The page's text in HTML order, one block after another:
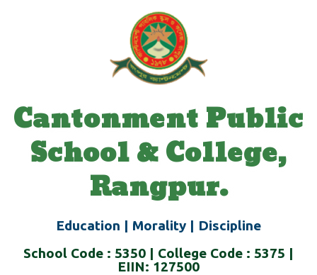
Cantonment Public
School & College,
Rangpur.
Education | Morality | Discipline
School Code : 5350 | College Code : 5375 |
EIIN: 127500